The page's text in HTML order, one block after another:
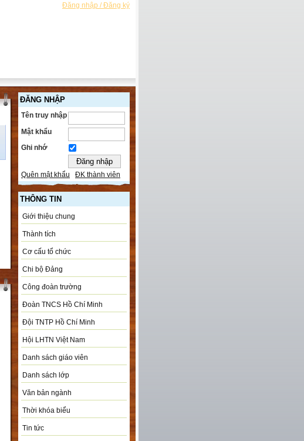
Đăng nhập / Đăng ký
ĐĂNG NHẬP
Tên truy nhập
Mật khẩu
Ghi nhớ
Quên mật khẩu ĐK thành viên
THÔNG TIN
Giới thiệu chung
Thành tích
Cơ cấu tổ chức
Chi bộ Đảng
Công đoàn trường
Đoàn TNCS Hồ Chí Minh
Đội TNTP Hồ Chí Minh
Hội LHTN Việt Nam
Danh sách giáo viên
Danh sách lớp
Văn bản ngành
Thời khóa biểu
Tin tức